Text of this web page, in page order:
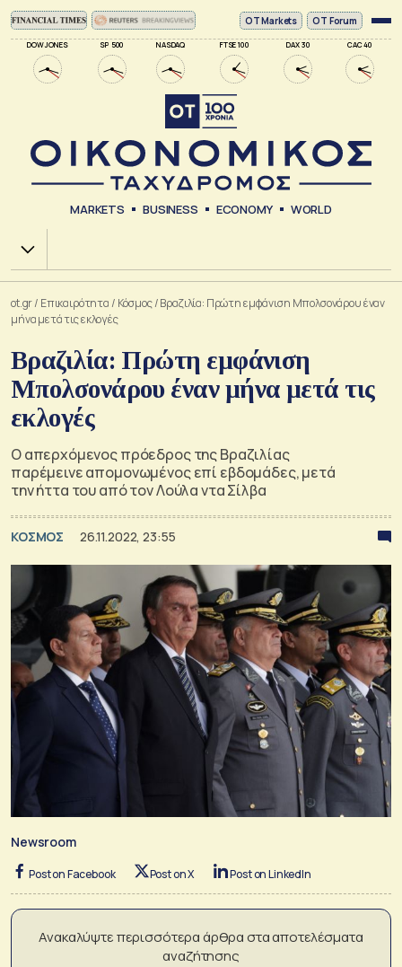
DOW JONES SP 500 NASDAQ FTSE 100 DAX 30 CAC 40
ΟΤ Markets OT Forum
MARKETS BUSINESS ECONOMY WORLD
Χ.Α.
ot.gr/ Επικαιρότητα / Κόσμος/Βραζιλία: Πρώτη εμφάνιση Μπολσονάρου έναν
μήνα μετά τις εκλογές
Βραζιλία: Πρώτη εμφάνιση
Μπολσονάρου έναν μήνα μετά τις
εκλογές
Ο απερχόμενος πρόεδρος της Βραζιλίας
παρέμεινε απομονωμένος επί εβδομάδες, μετά
την ήττα του από τον Λούλα ντα Σίλβα
ΚΟΣΜΟΣ 26.11.2022, 23:55
Newsroom
Post on Facebook Post on X Post on LinkedIn
Ανακαλύψτε περισσότερα άρθρα στα αποτελέσματα
αναζήτησης